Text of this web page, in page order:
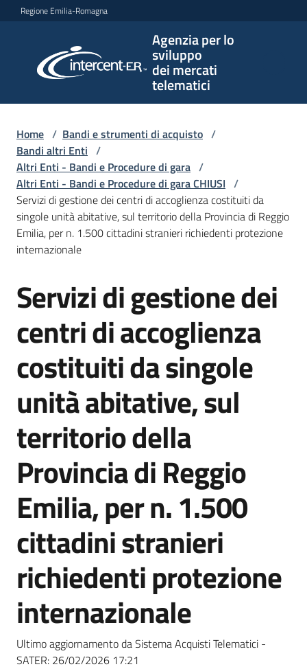
Vai al contenuto
Vai alla navigazione
Vai al footer
Regione Emilia-Romagna
Agenzia per lo
sviluppo
dei mercati
telematici
per lo
sviluppo
telematici
L'Agenzia
Bandi
strumenti
di
Supporto
Piattaforme
telematiche
English
site
Seguici
su
Home / Bandi e strumenti di acquisto /
Bandi altri Enti /
Altri Enti - Bandi e Procedure di gara /
Altri Enti - Bandi e Procedure di gara CHIUSI /
Servizi di gestione dei centri di accoglienza costituiti da
singole unità abitative, sul territorio della Provincia di Reggio
Emilia, per n. 1.500 cittadini stranieri richiedenti protezione
internazionale
Salta al contenuto
Servizi di gestione dei
centri di accoglienza
costituiti da singole
unità abitative, sul
territorio della
Provincia di Reggio
Emilia, per n. 1.500
cittadini stranieri
richiedenti protezione
internazionale
Ultimo aggiornamento da Sistema Acquisti Telematici -
SATER: 26/02/2026 17:21